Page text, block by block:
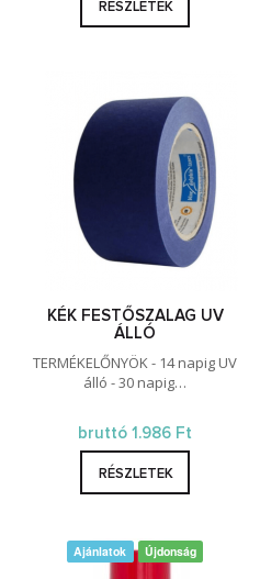
RÉSZLETEK
KÉK FESTŐSZALAG UV
ÁLLÓ
TERMÉKELŐNYÖK - 14 napig UV
álló - 30 napig…
bruttó 1.986 Ft
RÉSZLETEK
Ajánlatok Újdonság